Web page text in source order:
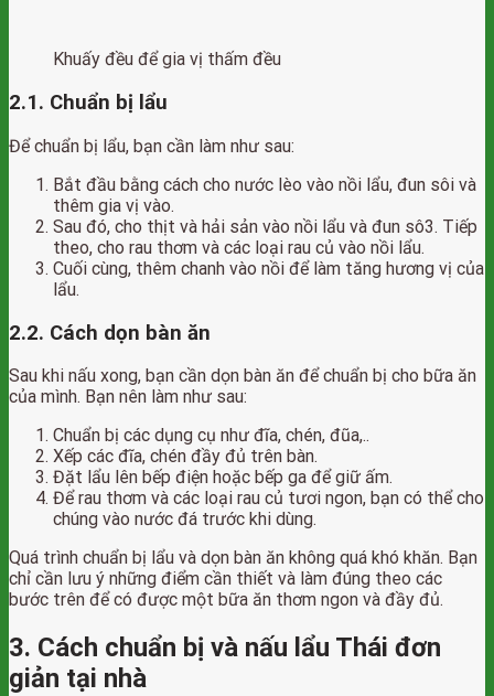
Khuấy đều để gia vị thấm đều
2.1. Chuẩn bị lẩu
Để chuẩn bị lẩu, bạn cần làm như sau:
Bắt đầu bằng cách cho nước lèo vào nồi lẩu, đun sôi và
thêm gia vị vào.
Sau đó, cho thịt và hải sản vào nồi lẩu và đun sô3. Tiếp
theo, cho rau thơm và các loại rau củ vào nồi lẩu.
Cuối cùng, thêm chanh vào nồi để làm tăng hương vị của
lẩu.
2.2. Cách dọn bàn ăn
Sau khi nấu xong, bạn cần dọn bàn ăn để chuẩn bị cho bữa ăn
của mình. Bạn nên làm như sau:
Chuẩn bị các dụng cụ như đĩa, chén, đũa,..
Xếp các đĩa, chén đầy đủ trên bàn.
Đặt lẩu lên bếp điện hoặc bếp ga để giữ ấm.
Để rau thơm và các loại rau củ tươi ngon, bạn có thể cho
chúng vào nước đá trước khi dùng.
Quá trình chuẩn bị lẩu và dọn bàn ăn không quá khó khăn. Bạn
chỉ cần lưu ý những điểm cần thiết và làm đúng theo các
bước trên để có được một bữa ăn thơm ngon và đầy đủ.
3. Cách chuẩn bị và nấu lẩu Thái đơn
giản tại nhà